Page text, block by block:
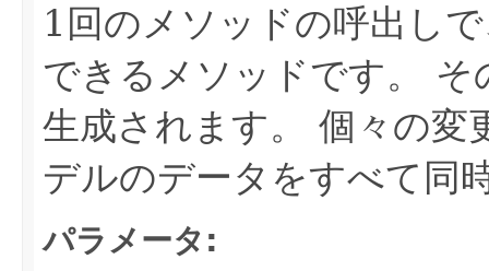
1回のメソッドの呼出し
できるメソッドです。
そ
生成されます。
個々の変
デルのデータをすべて同
パラメータ: